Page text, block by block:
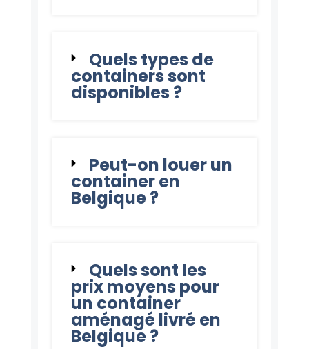
Quels types de
containers sont
disponibles ?
Peut-on louer un
container en
Belgique ?
Quels sont les
prix moyens pour
un container
aménagé livré en
Belgique ?